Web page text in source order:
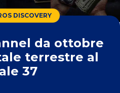
DISCOVERY
da ottobre
terrestre al
37